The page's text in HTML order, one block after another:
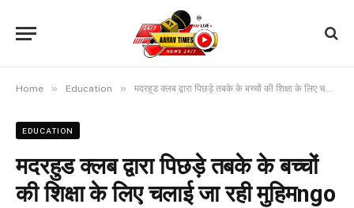
Home » Education » मदरहुड क्लब द्वारा पिछड़े तबके के बच्चों की शिक्षा के लिए चलाई जा रही मुहिमngo
EDUCATION
मदरहुड क्लब द्वारा पिछड़े तबके के बच्चों
की शिक्षा के लिए चलाई जा रही मुहिमngo